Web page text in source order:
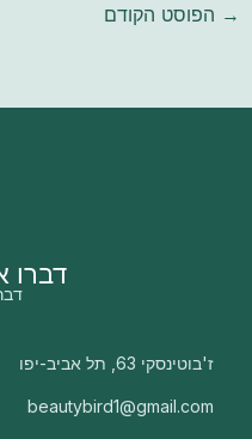
→ הפוסט הקודם
דברו
ז'בוטינסקי 63, תל אביב-יפו
beautybird1@gmail.com